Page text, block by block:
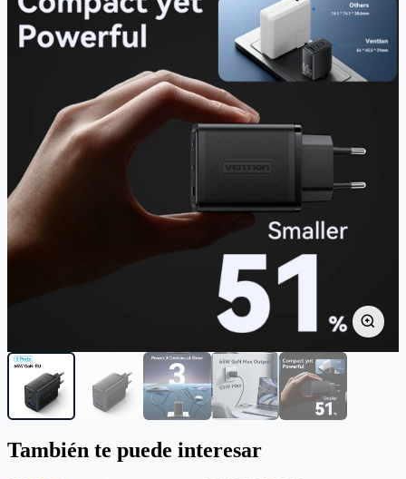
También te puede interesar